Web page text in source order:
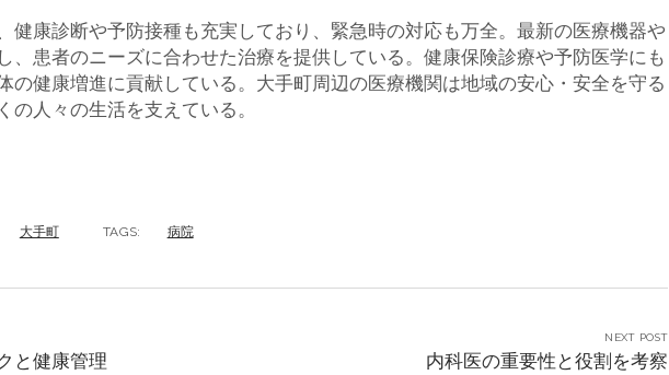
健康診断や予防接種も充実しており、緊急時の対応も万全。最新の医療機器や
、患者のニーズに合わせた治療を提供している。健康保険診療や予防医学にも
の健康増進に貢献している。大手町周辺の医療機関は地域の安心・安全を守る
の人々の生活を支えている。
大手町 TAGS: 病院
と健康管理
NEXT POST
内科医の重要性と役割を考察